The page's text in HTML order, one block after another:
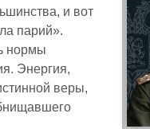
и вот
парий».
нормы
Энергия,
веры,